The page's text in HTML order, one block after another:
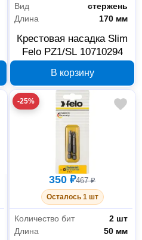
Вид
стержень
Длина
170 мм
Крестовая насадка Slim
Felo PZ1/SL 10710294
В корзину
-25%
350 ₽467 ₽
Осталось 1 шт
Количество бит
2 шт
Длина
50 мм